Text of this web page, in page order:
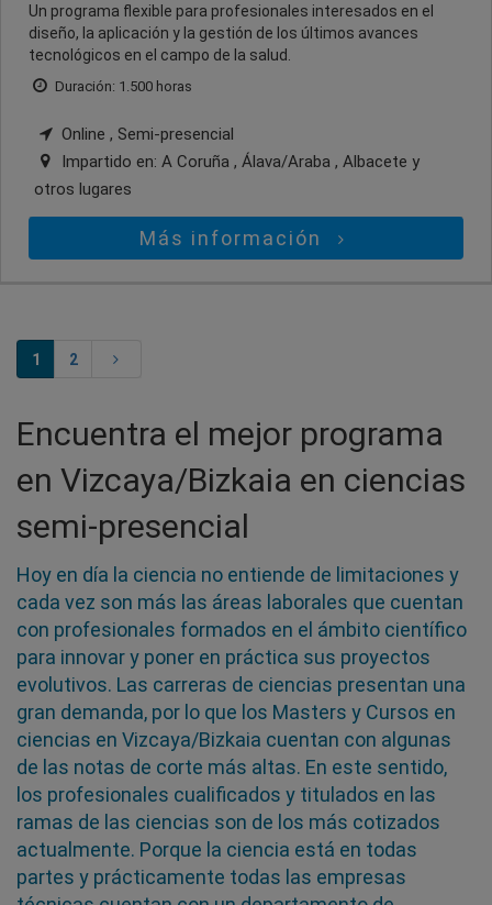
Un programa flexible para profesionales interesados en el
diseño, la aplicación y la gestión de los últimos avances
tecnológicos en el campo de la salud.
Duración: 1.500 horas
Online , Semi-presencial
Impartido en: A Coruña , Álava/Araba , Albacete y
otros lugares
Más información
1 2
Encuentra el mejor programa
en Vizcaya/Bizkaia en ciencias
semi-presencial
Hoy en día la ciencia no entiende de limitaciones y
cada vez son más las áreas laborales que cuentan
con profesionales formados en el ámbito científico
para innovar y poner en práctica sus proyectos
evolutivos. Las carreras de ciencias presentan una
gran demanda, por lo que los Masters y Cursos en
ciencias en Vizcaya/Bizkaia cuentan con algunas
de las notas de corte más altas. En este sentido,
los profesionales cualificados y titulados en las
ramas de las ciencias son de los más cotizados
actualmente. Porque la ciencia está en todas
partes y prácticamente todas las empresas